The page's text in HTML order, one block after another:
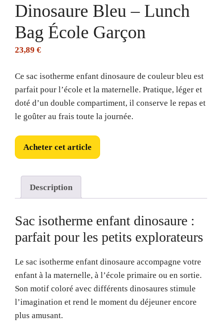
Dinosaure Bleu – Lunch
Bag École Garçon
23,89 €
Ce sac isotherme enfant dinosaure de couleur bleu est
parfait pour l’école et la maternelle. Pratique, léger et
doté d’un double compartiment, il conserve le repas et
le goûter au frais toute la journée.
Acheter cet article
Description
Sac isotherme enfant dinosaure :
parfait pour les petits explorateurs
Le sac isotherme enfant dinosaure accompagne votre
enfant à la maternelle, à l’école primaire ou en sortie.
Son motif coloré avec différents dinosaures stimule
l’imagination et rend le moment du déjeuner encore
plus amusant.